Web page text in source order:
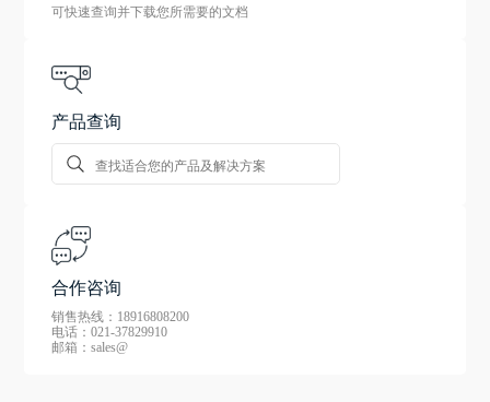
可快速查询并下载您所需要的文档
产品查询
合作咨询
销售热线：18916808200
电话：021-37829910
邮箱：sales@